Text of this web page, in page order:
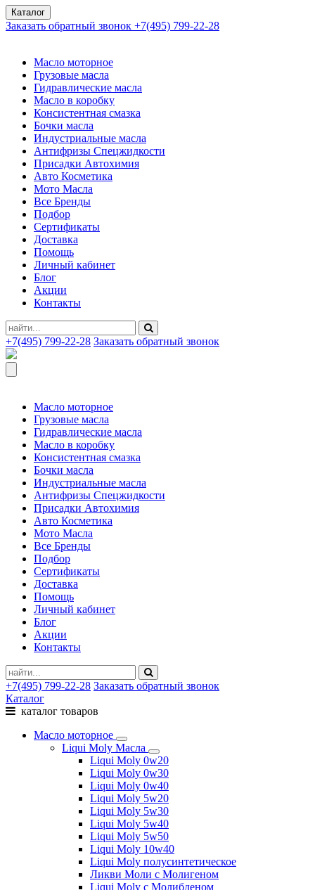
Каталог
Заказать обратный звонок +7(495) 799-22-28
Масло моторное
Грузовые масла
Гидравлические масла
Масло в коробку
Консистентная смазка
Бочки масла
Индустриальные масла
Антифризы Спецжидкости
Присадки Автохимия
Авто Косметика
Мото Масла
Все Бренды
Подбор
Сертификаты
Доставка
Помощь
Личный кабинет
Блог
Акции
Контакты
+7(495) 799-22-28 Заказать обратный звонок
Масло моторное
Грузовые масла
Гидравлические масла
Масло в коробку
Консистентная смазка
Бочки масла
Индустриальные масла
Антифризы Спецжидкости
Присадки Автохимия
Авто Косметика
Мото Масла
Все Бренды
Подбор
Сертификаты
Доставка
Помощь
Личный кабинет
Блог
Акции
Контакты
+7(495) 799-22-28 Заказать обратный звонок
Каталог
каталог товаров
Масло моторное
Liqui Moly Масла
Liqui Moly 0w20
Liqui Moly 0w30
Liqui Moly 0w40
Liqui Moly 5w20
Liqui Moly 5w30
Liqui Moly 5w40
Liqui Moly 5w50
Liqui Moly 10w40
Liqui Moly полусинтетическое
Ликви Моли с Молигеном
Liqui Moly с Молибденом